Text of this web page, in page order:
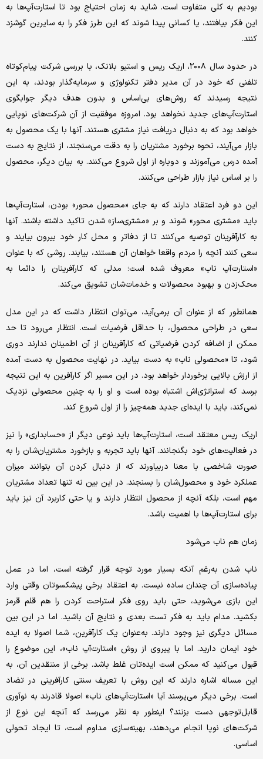
بودیم به کلی متفاوت است. شاید به زمان احتیاج بود تا استارت‌آپ‌ها به
این فکر بیافتند، یا کسانی پیدا شوند که این طرز فکر را به سایرین گوشزد
کنند.
در حدود سال ۲۰۰۸، اریک ریس و استیو بلانک، با بررسی شرکت پیام‌کوتاه
تلفنی که خود در آن مدیر دفتر تکنولوژی و سرمایه‌گذار بودند، به این
نتیجه رسیدند که روش‌های بی‌اساس و بدون هدف دیگر جوابگوی
استارت‌آپ‌های جدید نخواهد بود. امروزه موفقیت از آنِ شرکت‌های نوپایی
خواهد بود که به دنبال دریافت نیاز مشتری هستند. آنها با یک محصول به
بازار می‌آیند، نحوه برخورد مشتریان را به دقت می‌سنجند، از نتایج به دست
آمده درس می‌آموزند و دوباره از اول شروع می‌کنند. به بیان دیگر، محصول
را بر اساس نیاز بازار طراحی می‌کنند.
این دو فرد اعتقاد دارند که به جای «محصول محور» بودن، استارت‌آپ‌ها
باید «مشتری محور» شوند و بر «مشتری‌ساز» شدن تاکید داشته باشند. آنها
به کارآفرینان توصیه می‌کنند تا از دفاتر و محل کار خود بیرون بیایند و
سعی کنند آنچه را مردم واقعا خواهان آن هستند، بیابند. روشی که با عنوان
«استارت‌آپ ناب» معروف شده است؛ مدلی که کارآفرینان را دائما به
محک‌زدن و بهبود محصولات و خدمات‌شان تشویق می‌کند.
همانطور که از عنوان آن برمی‌آید، می‌توان انتظار داشت که در این مدل
سعی در طراحی محصول، با حداقل فرضیات است. انتظار می‌رود تا حد
ممکن از اضافه کردن فرضیاتی که کارآفرینان از آن اطمینان ندارند دوری
شود، تا «محصولی ناب» به دست بیاید. در نهایت محصول به دست آمده
از ارزش بالایی برخوردار خواهد بود. در این مسیر اگر کارآفرین به این نتیجه
برسد که استراتژی‌اش اشتباه بوده است و او را به چنین محصولی نزدیک
نمی‌کند، باید با ایده‌ای جدید همه‌چیز را از اول شروع کند.
اریک ریس معتقد است، استارت‌آپ‌ها باید نوعی دیگر از «حسابداری» را نیز
در فعالیت‌های خود بگنجانند. آنها باید تجربه و بازخورد مشتریان‌شان را به
صورت شاخصی با معنا دربیاورند که از دنبال کردن آن بتوانند میزان
عملکرد خود و محصول‌شان را بسنجند. در این بین نه تنها تعداد مشتریان
مهم است، بلکه آنچه از محصول انتظار دارند و یا حتی کاربرد آن نیز باید
برای استارت‌آپ‌ها با اهمیت باشد.
زمان هم ناب می‌شود
ناب شدن به‌رغم آنکه بسیار مورد توجه قرار گرفته است، اما در عمل
پیاده‌سازی آن چندان ساده نیست. به اعتقاد برخی پیشکسوتان وقتی وارد
این بازی می‌شوید، حتی باید روی فکر استراحت کردن را هم قلم قرمز
بکشید. مدام باید به فکر تست بعدی و نتایج آن باشید. اما در این بین
مسائل دیگری نیز وجود دارند. به‌عنوان یک کارآفرین، شما اصولا به ایده
خود ایمان دارید. اما با پیروی از روش «استارت‌آپ ناب»، این موضوع را
قبول می‌کنید که ممکن است ایده‌تان غلط باشد. برخی از منتقدین آن، به
این مساله اشاره دارند که این روش با تعریف سنتی کارآفرینی در تضاد
است. برخی دیگر می‌پرسند آیا «استارت‌آپ‌های ناب» اصولا قادرند به نوآوری
قابل‌توجهی دست بزنند؟ اینطور به نظر می‌رسد که آنچه این نوع از
شرکت‌های نوپا انجام می‌دهند، بهینه‌سازی مداوم است، تا ایجاد تحولی
اساسی.